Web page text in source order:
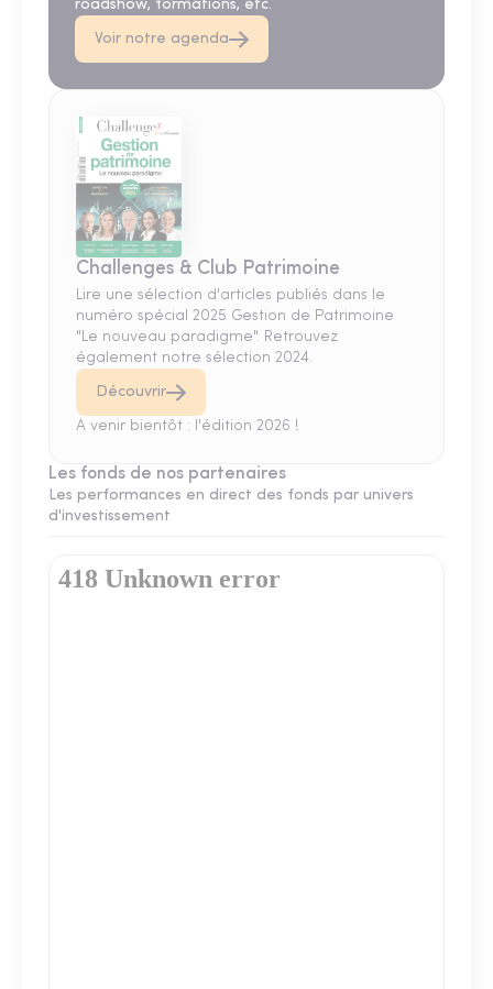
roadshow, formations, etc.
Voir notre agenda
Challenges & Club Patrimoine
Lire une sélection d'articles publiés dans le
numéro spécial 2025 Gestion de Patrimoine
"Le nouveau paradigme". Retrouvez
également notre sélection 2024.
Découvrir
A venir bientôt : l'édition 2026 !
Les fonds de nos partenaires
Les performances en direct des fonds par univers
d'investissement